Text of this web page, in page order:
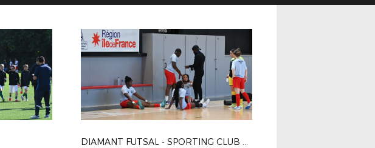
DIAMANT FUTSAL - SPORTING CLUB PARIS 4-2